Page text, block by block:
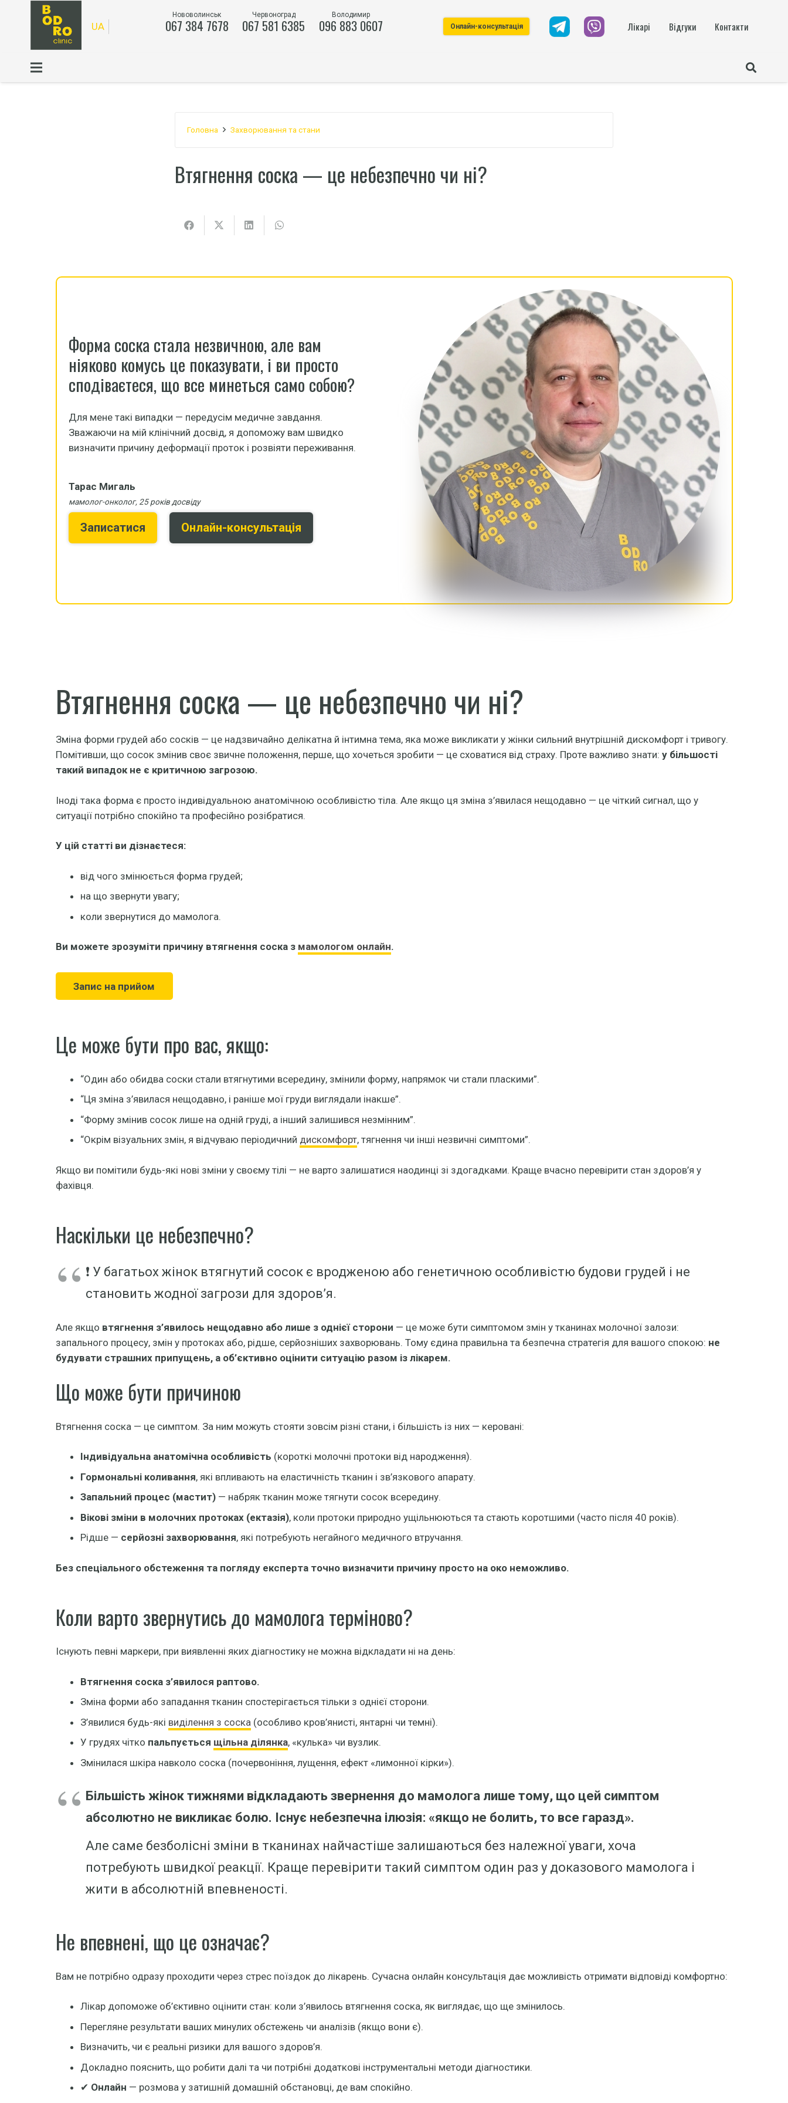
UA
Нововолинськ
067 384 7678
Червоноград
067 581 6385
Володимир
096 883 0607 Онлайн-консультація Лікарі Відгуки Контакти
Головна Захворювання та стани
Втягнення соска — це небезпечно чи ні?
Форма соска стала незвичною, але вам
ніяково комусь це показувати, і ви просто
сподіваєтеся, що все минеться само собою?
Для мене такі випадки — передусім медичне завдання.
Зважаючи на мій клінічний досвід, я допоможу вам швидко
визначити причину деформації проток і розвіяти переживання.
Тарас Мигаль
мамолог-онколог, 25 років досвіду
Записатися Онлайн-консультація
Втягнення соска — це небезпечно чи ні?
Зміна форми грудей або сосків — це надзвичайно делікатна й інтимна тема, яка може викликати у жінки сильний внутрішній дискомфорт і тривогу.
Помітивши, що сосок змінив своє звичне положення, перше, що хочеться зробити — це сховатися від страху. Проте важливо знати: у більшості
такий випадок не є критичною загрозою.
Іноді така форма є просто індивідуальною анатомічною особливістю тіла. Але якщо ця зміна з’явилася нещодавно — це чіткий сигнал, що у
ситуації потрібно спокійно та професійно розібратися.
У цій статті ви дізнаєтеся:
від чого змінюється форма грудей;
на що звернути увагу;
коли звернутися до мамолога.
Ви можете зрозуміти причину втягнення соска з мамологом онлайн.
Запис на прийом
Це може бути про вас, якщо:
“Один або обидва соски стали втягнутими всередину, змінили форму, напрямок чи стали пласкими”.
“Ця зміна з’явилася нещодавно, і раніше мої груди виглядали інакше”.
“Форму змінив сосок лише на одній груді, а інший залишився незмінним”.
“Окрім візуальних змін, я відчуваю періодичний дискомфорт, тягнення чи інші незвичні симптоми”.
Якщо ви помітили будь-які нові зміни у своєму тілі — не варто залишатися наодинці зі здогадками. Краще вчасно перевірити стан здоров’я у
фахівця.
Наскільки це небезпечно?
❗ У багатьох жінок втягнутий сосок є вродженою або генетичною особливістю будови грудей і не
становить жодної загрози для здоров’я.
Але якщо втягнення з’явилось нещодавно або лише з однієї сторони — це може бути симптомом змін у тканинах молочної залози:
запального процесу, змін у протоках або, рідше, серйозніших захворювань. Тому єдина правильна та безпечна стратегія для вашого спокою: не
будувати страшних припущень, а об’єктивно оцінити ситуацію разом із лікарем.
Що може бути причиною
Втягнення соска — це симптом. За ним можуть стояти зовсім різні стани, і більшість із них — керовані:
Індивідуальна анатомічна особливість (короткі молочні протоки від народження).
Гормональні коливання, які впливають на еластичність тканин і зв’язкового апарату.
Запальний процес (мастит) — набряк тканин може тягнути сосок всередину.
Вікові зміни в молочних протоках (ектазія), коли протоки природно ущільнюються та стають коротшими (часто після 40 років).
Рідше — серйозні захворювання, які потребують негайного медичного втручання.
Без спеціального обстеження та погляду експерта точно визначити причину просто на око неможливо.
Коли варто звернутись до мамолога терміново?
Існують певні маркери, при виявленні яких діагностику не можна відкладати ні на день:
Втягнення соска з’явилося раптово.
Зміна форми або западання тканин спостерігається тільки з однієї сторони.
З’явилися будь-які виділення з соска (особливо кров’янисті, янтарні чи темні).
У грудях чітко пальпується щільна ділянка, «кулька» чи вузлик.
Змінилася шкіра навколо соска (почервоніння, лущення, ефект «лимонної кірки»).
Більшість жінок тижнями відкладають звернення до мамолога лише тому, що цей симптом
абсолютно не викликає болю. Існує небезпечна ілюзія: «якщо не болить, то все гаразд».
Але саме безболісні зміни в тканинах найчастіше залишаються без належної уваги, хоча
потребують швидкої реакції. Краще перевірити такий симптом один раз у доказового мамолога і
жити в абсолютній впевненості.
Не впевнені, що це означає?
Вам не потрібно одразу проходити через стрес поїздок до лікарень. Сучасна онлайн консультація дає можливість отримати відповіді комфортно:
Лікар допоможе об’єктивно оцінити стан: коли з’явилось втягнення соска, як виглядає, що ще змінилось.
Перегляне результати ваших минулих обстежень чи аналізів (якщо вони є).
Визначить, чи є реальні ризики для вашого здоров’я.
Докладно пояснить, що робити далі та чи потрібні додаткові інструментальні методи діагностики.
✔ Онлайн — розмова у затишній домашній обстановці, де вам спокійно.